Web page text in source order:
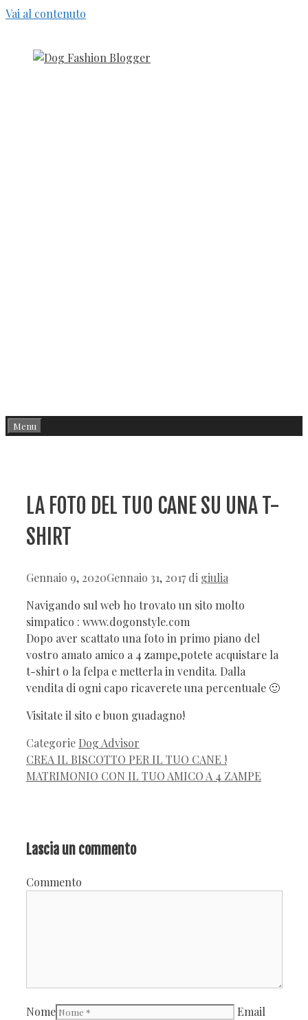
Vai al contenuto
Menu
LA FOTO DEL TUO CANE SU UNA T-
SHIRT
Gennaio 9, 2020Gennaio 31, 2017 di giulia
Navigando sul web ho trovato un sito molto
simpatico : www.dogonstyle.com
Dopo aver scattato una foto in primo piano del
vostro amato amico a 4 zampe,potete acquistare la
t-shirt o la felpa e metterla in vendita. Dalla
vendita di ogni capo ricaverete una percentuale 🙂
Visitate il sito e buon guadagno!
Categorie Dog Advisor
CREA IL BISCOTTO PER IL TUO CANE !
MATRIMONIO CON IL TUO AMICO A 4 ZAMPE
Lascia un commento
Commento
Nome
Email